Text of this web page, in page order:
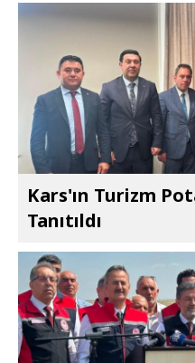
Kars'ın Turizm
Tanıtıldı